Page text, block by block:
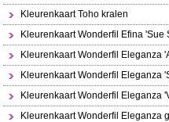
Kleurenkaart Toho kralen
Kleurenkaart Wonderfil Efina 'Sue
Kleurenkaart Wonderfil Eleganza
Kleurenkaart Wonderfil Eleganza
Kleurenkaart Wonderfil Eleganza
Kleurenkaart Wonderfil Eleganza